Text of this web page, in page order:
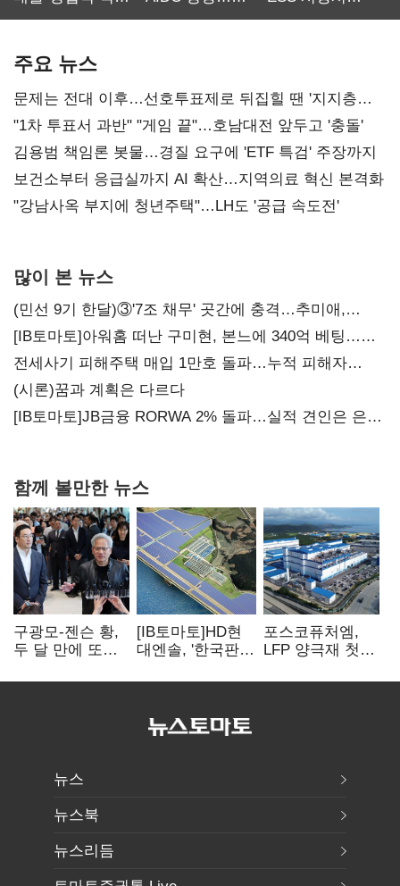
주요 뉴스
문제는 전대 이후…선호투표제로 뒤집힐 땐 '지지층
불복'
"1차 투표서 과반" "게임 끝"…호남대전 앞두고 '충돌'
김용범 책임론 봇물…경질 요구에 'ETF 특검' 주장까지
보건소부터 응급실까지 AI 확산…지역의료 혁신 본격화
"강남사옥 부지에 청년주택"…LH도 '공급 속도전'
많이 본 뉴스
(민선 9기 한달)③'7조 채무' 곳간에 충격…추미애,
20년만에 '비상재정' 선언 승부수
[IB토마토]아워홈 떠난 구미현, 본느에 340억 베팅…
가족 지배체제 구축
전세사기 피해주택 매입 1만호 돌파…누적 피해자
4만278명
(시론)꿈과 계획은 다르다
[IB토마토]JB금융 RORWA 2% 돌파…실적 견인은 은행
함께 볼만한 뉴스
구광모-젠슨 황,
두 달 만에 또
등 논의
[IB토마토]HD현
대엔솔, '한국판
세액공제 선택이
포스코퓨처엠,
LFP 양극재 첫
ESS 시장 공략
뉴스
뉴스북
뉴스리듬